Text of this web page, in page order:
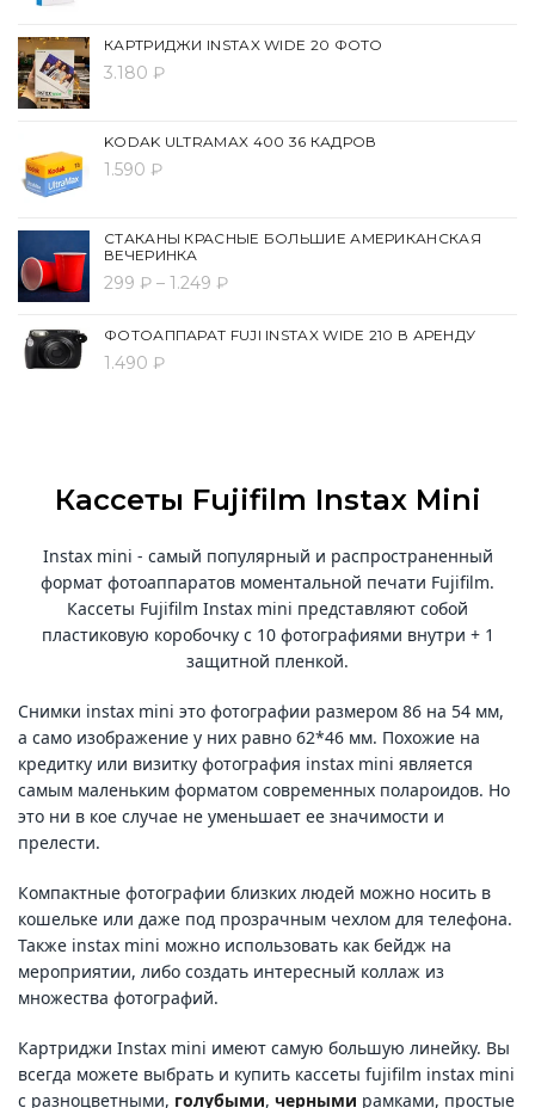
КАРТРИДЖИ INSTAX WIDE 20 ФОТО
3.180 ₽
KODAK ULTRAMAX 400 36 КАДРОВ
1.590 ₽
СТАКАНЫ КРАСНЫЕ БОЛЬШИЕ АМЕРИКАНСКАЯ
ВЕЧЕРИНКА
299 ₽ – 1.249 ₽
ФОТОАППАРАТ FUJI INSTAX WIDE 210 В АРЕНДУ
1.490 ₽
Кассеты Fujifilm Instax Mini
Instax mini - самый популярный и распространенный
формат фотоаппаратов моментальной печати Fujifilm.
Кассеты Fujifilm Instax mini представляют собой
пластиковую коробочку с 10 фотографиями внутри + 1
защитной пленкой.
Снимки instax mini это фотографии размером 86 на 54 мм,
а само изображение у них равно 62*46 мм. Похожие на
кредитку или визитку фотография instax mini является
самым маленьким форматом современных полароидов. Но
это ни в кое случае не уменьшает ее значимости и
прелести.
Компактные фотографии близких людей можно носить в
кошельке или даже под прозрачным чехлом для телефона.
Также instax mini можно использовать как бейдж на
мероприятии, либо создать интересный коллаж из
множества фотографий.
Картриджи Instax mini имеют самую большую линейку. Вы
всегда можете выбрать и купить кассеты fujifilm instax mini
с разноцветными, голубыми, черными рамками, простые